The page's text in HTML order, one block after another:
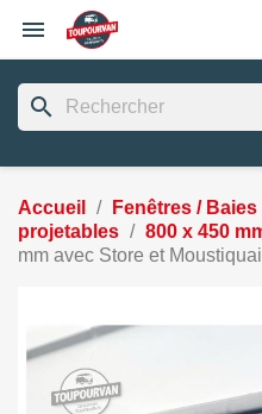

search
Accueil Fenêtres / Baies
projetables
800 x 450
mm avec Store et